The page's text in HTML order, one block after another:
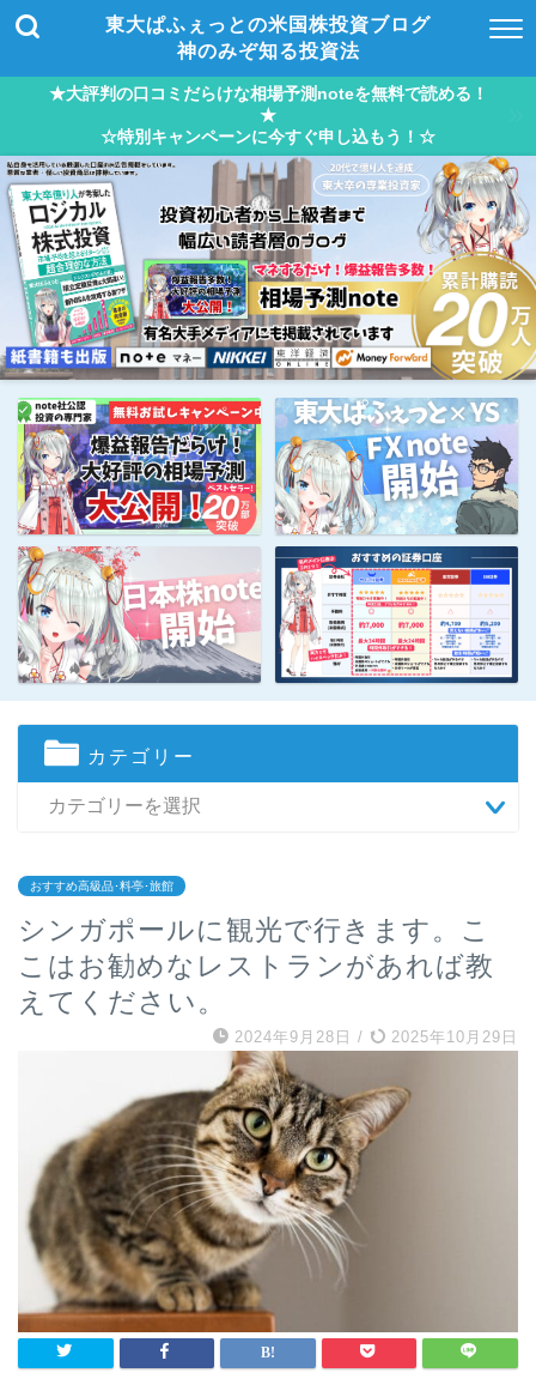
東大ぱふぇっとの米国株投資ブログ
神のみぞ知る投資法
★大評判の口コミだらけな相場予測noteを無料で読める！
★
☆特別キャンペーンに今すぐ申し込もう！☆
カテゴリー
おすすめ高級品･料亭･旅館
シンガポールに観光で行きます。こ
こはお勧めなレストランがあれば教
えてください。
2024年9月28日 / 2025年10月29日